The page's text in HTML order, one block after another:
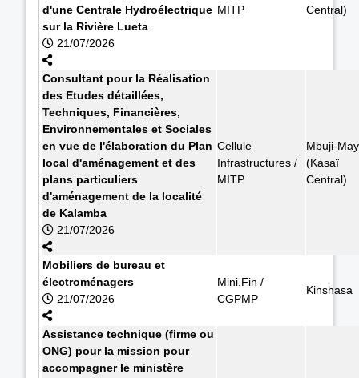
d'une Centrale Hydroélectrique
sur la Rivière Lueta
21/07/2026
MITP
Central)
Consultant pour la Réalisation
des Etudes détaillées,
Techniques, Financières,
Environnementales et Sociales
en vue de l'élaboration du Plan
local d'aménagement et des
plans particuliers
d'aménagement de la localité
de Kalamba
21/07/2026
Cellule
Infrastructures /
MITP
Mbuji-
(Kasaï
Central)
Mobiliers de bureau et
électroménagers
21/07/2026
Mini.Fin /
CGPMP
Kinshasa
Assistance technique (firme ou
ONG) pour la mission pour
accompagner le ministère